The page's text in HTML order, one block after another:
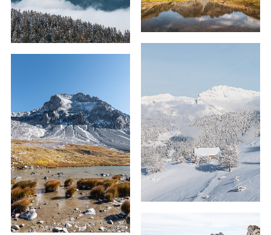
59,00€–179,00€
69,00€–129,00€